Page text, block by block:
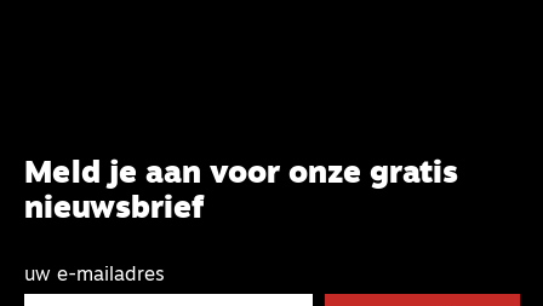
Meld je aan voor onze gratis
nieuwsbrief
uw e-mailadres